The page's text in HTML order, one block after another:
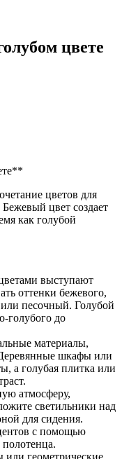
цвете
цветов для
цвет создает
как голубой
выступают
оттенки бежевого,
песочный. Голубой
голубого до
материалы,
шкафы или
а голубая плитка или
атмосферу,
светильники над
для сидения.
с помощью
или геометрические